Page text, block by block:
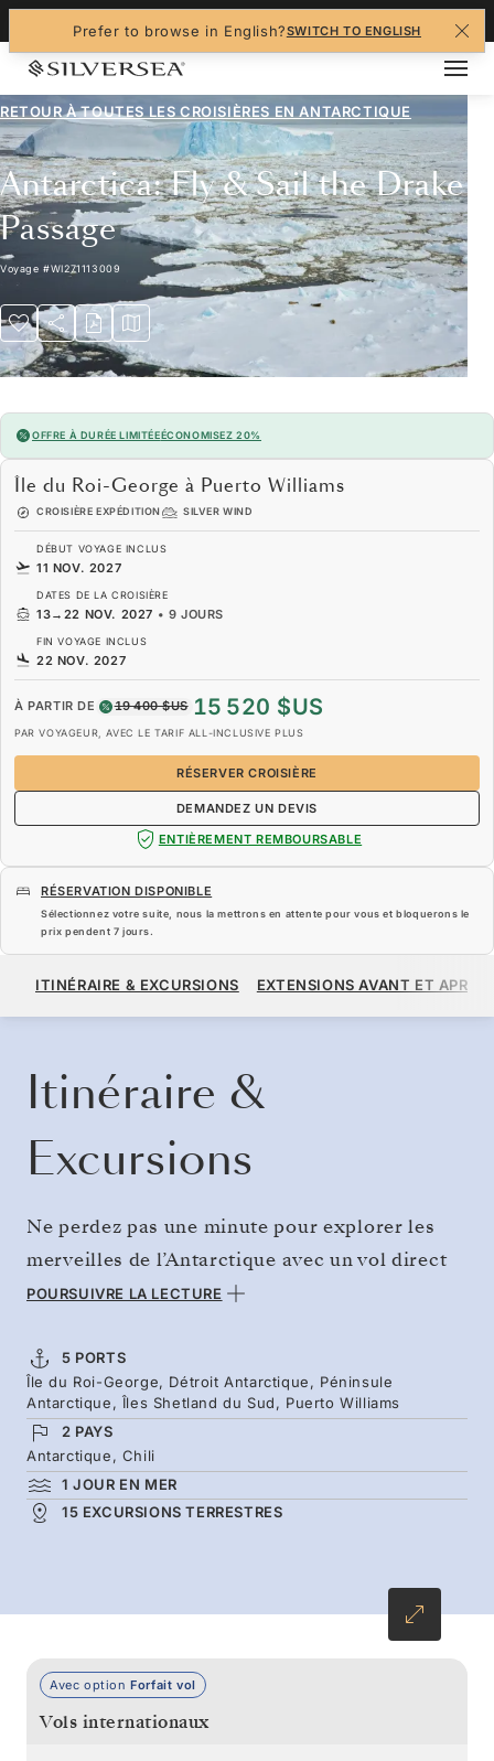
Prefer to browse in English?SWITCH TO ENGLISH
RETOUR À TOUTES LESCROISIÈRES EN ANTARCTIQUE
Antarctica: Fly & Sail the Drake
Passage
Voyage #WI271113009
OFFRE À DURÉE LIMITÉEÉCONOMISEZ 20%
Île du Roi-George à Puerto Williams
CROISIÈRE EXPÉDITION SILVER WIND
DÉBUT VOYAGE INCLUS
11 NOV. 2027
DATES DE LA CROISIÈRE
13→ 22 NOV. 2027 • 9 JOURS
FIN VOYAGE INCLUS
22 NOV. 2027
À PARTIR DE 19 400 $US 15 520 $US
PAR VOYAGEUR, AVEC LE TARIF ALL-INCLUSIVE PLUS
RÉSERVER CROISIÈRE
DEMANDEZ UN DEVIS
ENTIÈREMENT REMBOURSABLE
RÉSERVATION DISPONIBLE
Sélectionnez votre suite, nous la mettrons en attente pour vous et bloquerons le
prix pendent 7 jours.
À PARTIR DE 15 520 $US
ITINÉRAIRE & EXCURSIONS EXTENSIONS AVANT ET APRÈS
Itinéraire &
Excursions
Ne perdez pas une minute pour explorer les
merveilles de l’Antarctique avec un vol direct
pour l’île du Roi-George, porte d’entrée du
commencez à explorer les allées d’icebergs du
détroit Antarctique et débarquez sur la
péninsule recouverte de neige. Aventurez-vous
sous des sommets vertigineux, où les albatros
regagnent le ciel et les manchots se
chamaillent bruyamment. Concluez en beauté,
naviguant à travers le célèbre passage de
Drake.
POURSUIVRE LA LECTURE
5 PORTS
Île du Roi-George, Détroit Antarctique, Péninsule
Antarctique, Îles Shetland du Sud, Puerto Williams
2 PAYS
Antarctique, Chili
1 JOUR EN MER
15 EXCURSIONS TERRESTRES
Avec option Forfait vol
Vols internationaux